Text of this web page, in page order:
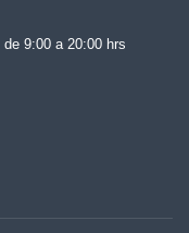
de 9:00 a 20:00 hrs